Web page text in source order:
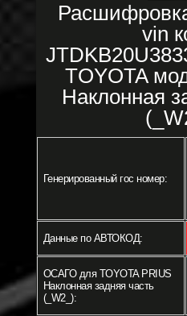
vin
TOYOTA
Наклонная
Генерированный гос номер:
Данные по АВТОКОД:
ОСАГО для TOYOTA PRIUS
Наклонная задняя часть
(_W2_):